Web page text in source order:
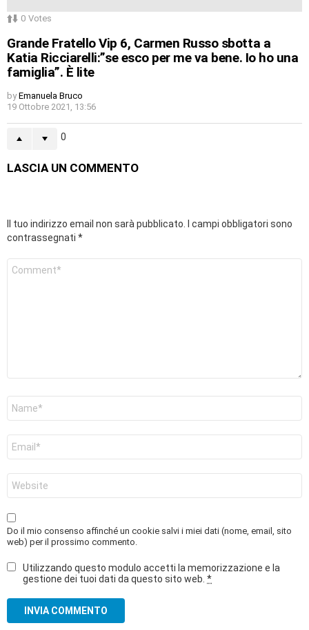
0 Votes
Grande Fratello Vip 6, Carmen Russo sbotta a
Katia Ricciarelli:”se esco per me va bene. Io ho una
famiglia”. È lite
by Emanuela Bruco
19 Ottobre 2021, 13:56
0
LASCIA UN COMMENTO
Il tuo indirizzo email non sarà pubblicato.
I campi obbligatori sono
contrassegnati *
web
Do il mio consenso affinché un cookie salvi i miei dati (nome, email, sito
web) per il prossimo commento.
Utilizzando questo modulo accetti la memorizzazione e la
gestione dei tuoi dati da questo sito web. *